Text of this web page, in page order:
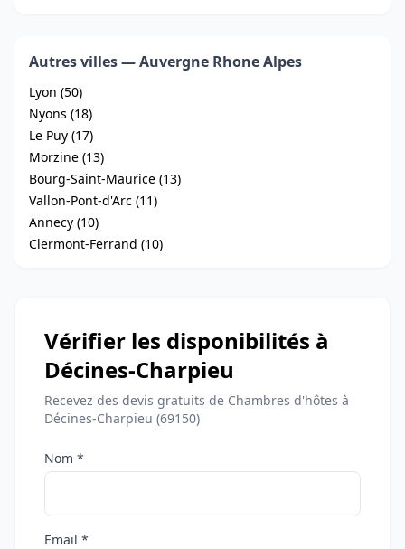
Autres villes — Auvergne Rhone Alpes
Lyon (50)
Nyons (18)
Le Puy (17)
Morzine (13)
Bourg-Saint-Maurice (13)
Vallon-Pont-d'Arc (11)
Annecy (10)
Clermont-Ferrand (10)
Vérifier les disponibilités à
Décines-Charpieu
Recevez des devis gratuits de Chambres d'hôtes à
Décines-Charpieu (69150)
Nom *
Email *